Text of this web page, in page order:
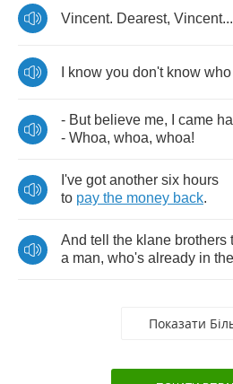
Vincent. Dearest, Vincent...
know you don't know who
- But believe me, came
- Whoa, whoa, whoa!
I've got another six hours
to pay the money back.
And tell the klane brothers
a man, who's already in the
Показати